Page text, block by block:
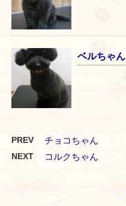
ベルちゃん
PREV チョコちゃん
NEXT コルクちゃん